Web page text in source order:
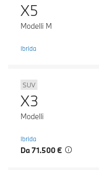
X5
Modelli M
Ibrida
SUV
X3
Modelli
Ibrida
Da 71.500 €